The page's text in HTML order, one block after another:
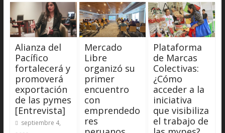
Alianza del
Pacífico
fortalecerá y
promoverá
exportación
de las pymes
[Entrevista]
septiembre 4,
Mercado
Libre
organizó su
primer
encuentro
con
emprendedo
res
Plataforma
de Marcas
Colectivas:
¿Cómo
acceder a la
iniciativa
que visibiliza
el trabajo de